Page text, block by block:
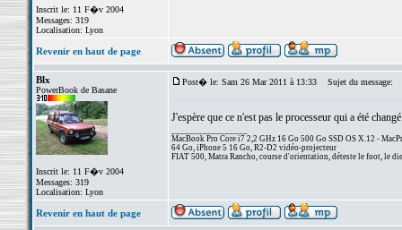
Inscrit le: 11 F�v 2004
Messages: 319
Localisation: Lyon
Revenir en haut de page
Blx
PowerBook de Basane
Inscrit le: 11 F�v 2004
Messages: 319
Localisation: Lyon
Post� le: Sam 26 Mar 2011 à 13:33 Sujet du message:
J'espère que ce n'est pas le processeur qui a été
MacBook Pro Core i7 2,2 GHz 16 Go 500 Go SSD OS X.12 -
64 Go, iPhone 5 16 Go, R2-D2 vidéo-projecteur
FIAT 500, Matra Rancho, course d'orientation, déteste le foot, le
Revenir en haut de page